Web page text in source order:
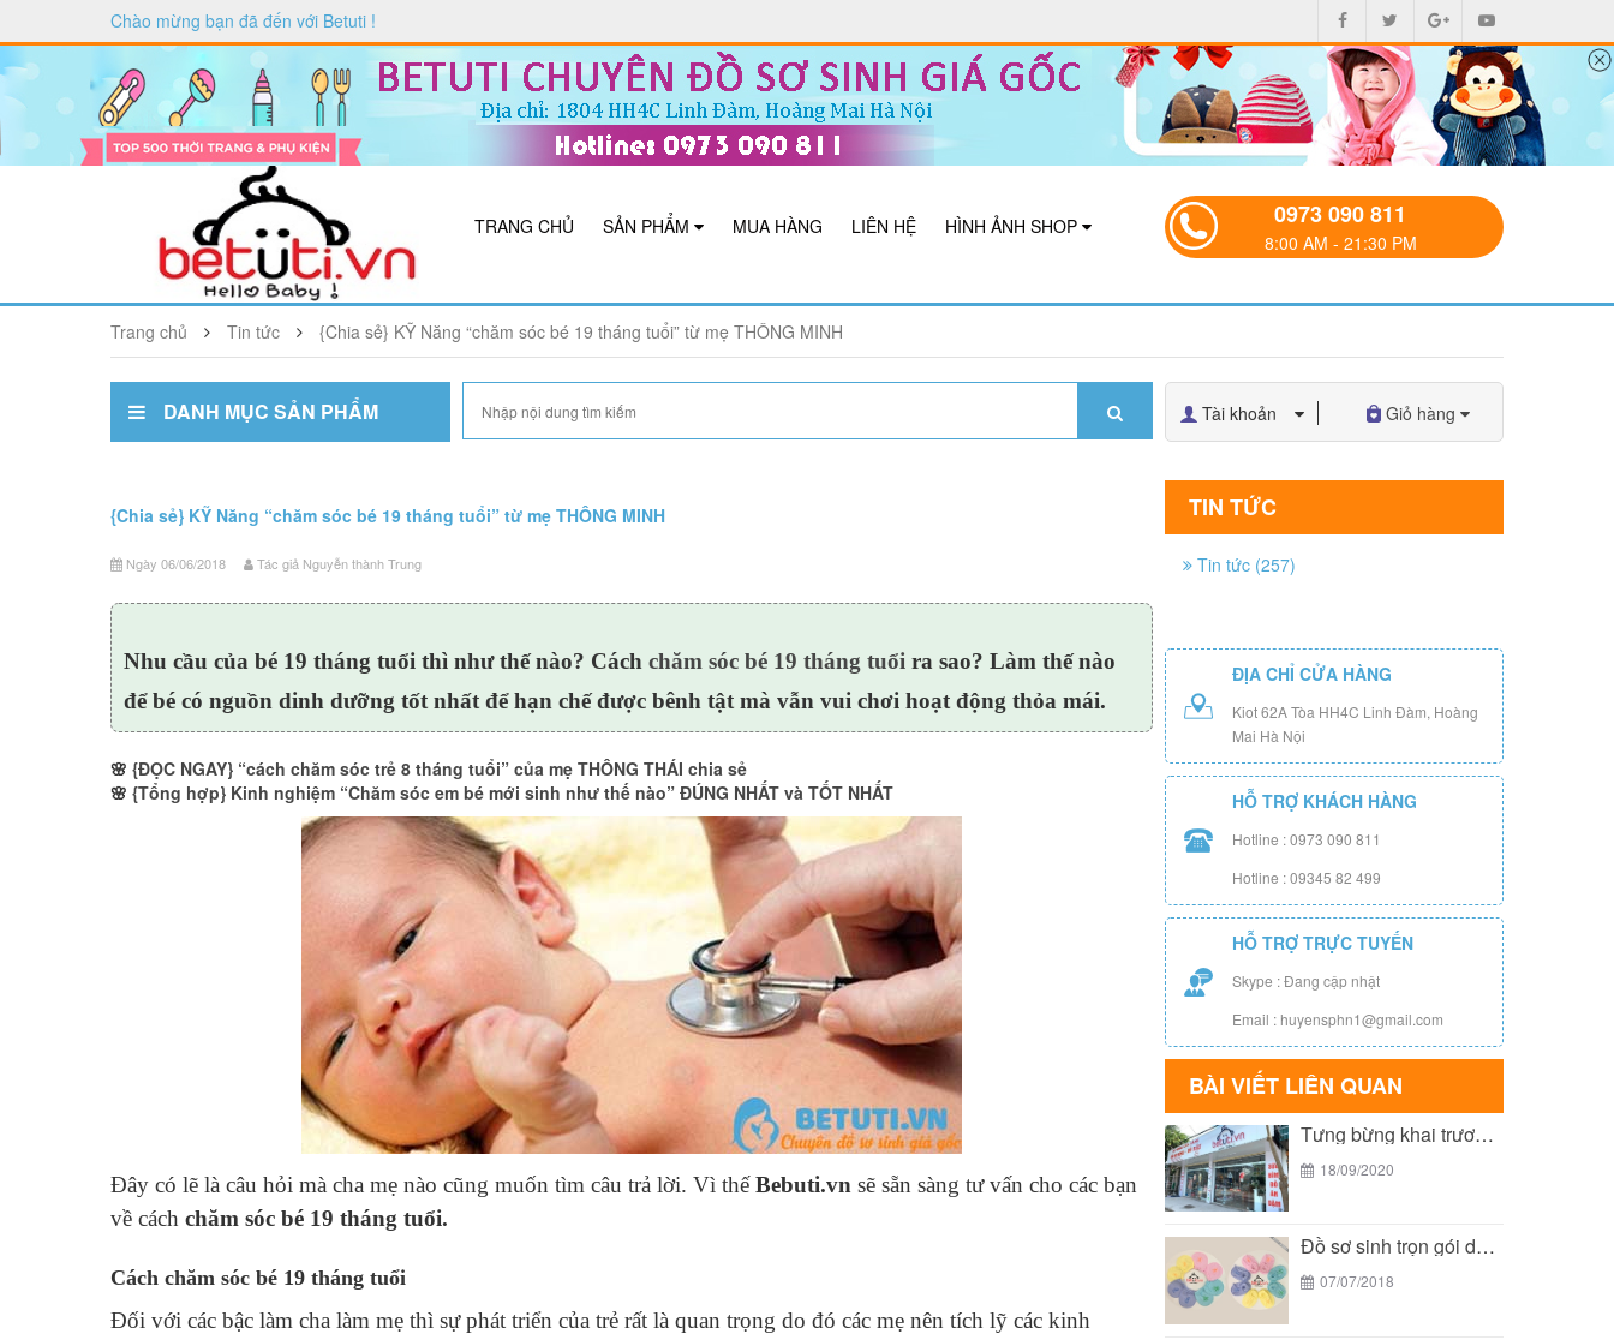
Chào mừng bạn đã đến với Betuti !
TRANG CHỦ SẢN PHẨM MUA HÀNG LIÊN HỆ HÌNH ẢNH SHOP 0973 090 811
8:00 AM - 21:30 PM
Trang chủ Tin tức {Chia sẻ} KỸ Năng “chăm sóc bé 19 tháng tuổi” từ mẹ THÔNG MINH
DANH MỤC SẢN PHẨM Tài khoản Giỏ hàng
{Chia sẻ} KỸ Năng “chăm sóc bé 19 tháng tuổi” từ mẹ THÔNG MINH
Ngày 06/06/2018 Tác giả Nguyễn thành Trung
Nhu cầu của bé 19 tháng tuổi thì như thế nào? Cách chăm sóc bé 19 tháng tuổi ra sao? Làm thế nào
để bé có nguồn dinh dưỡng tốt nhất để hạn chế được bênh tật mà vẫn vui chơi hoạt động thỏa mái.
🌸 {ĐỌC NGAY} “cách chăm sóc trẻ 8 tháng tuổi” của mẹ THÔNG THÁI chia sẻ
🌸 {Tổng hợp} Kinh nghiệm “Chăm sóc em bé mới sinh như thế nào” ĐÚNG NHẤT và TỐT NHẤT
Đây có lẽ là câu hỏi mà cha mẹ nào cũng muốn tìm câu trả lời. Vì thếBebuti.vn sẽ sẵn sàng tư vấn cho các bạn
về cách chăm sóc bé 19 tháng tuổi.
Cách chăm sóc bé 19 tháng tuổi
Đối với các bậc làm cha làm mẹ thì sự phát triển của trẻ rất là quan trọng do đó các mẹ nên tích lỹ các kinh
TIN TỨC
Tin tức (257)
ĐỊA CHỈ CỬA HÀNG
Kiot 62A Tòa HH4C Linh Đàm, Hoàng
Mai Hà Nội
HỖ TRỢ KHÁCH HÀNG
Hotline : 0973 090 811
Hotline : 09345 82 499
HỖ TRỢ TRỰC TUYẾN
Skype : Đang cập nhật
Email : huyensphn1@gmail.com
BÀI VIẾT LIÊN QUAN
Tưng bừng khai trương cơ sở 3 của Bé...
18/09/2020
Đồ sơ sinh trọn gói dành cho bé yêu...
07/07/2018